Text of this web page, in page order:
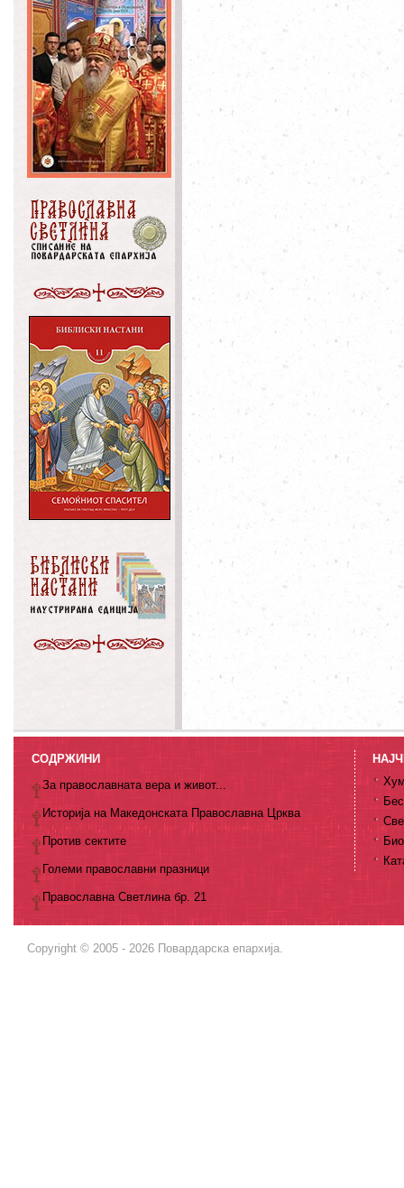
СОДРЖИНИ
За православната вера и живот...
Историја на Македонската Православна Црква
Против сектите
Големи православни празници
Православна Светлина бр. 21
Copyright © 2005 - 2026 Повардарска епархија.